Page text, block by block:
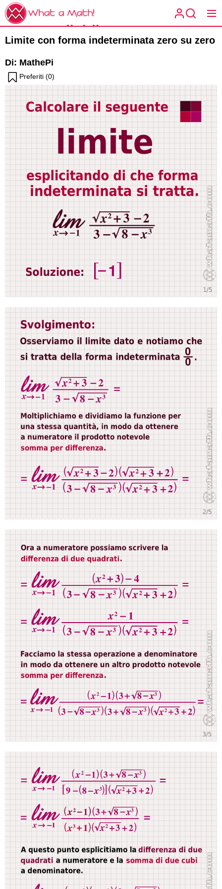
Skip
to
the
content
What
What a
Math!
Condividi
la
matematica
spiegata a
modo tuo.
Limite con forma indeterminata zero su zero
Di: MathePi
Preferiti (0)